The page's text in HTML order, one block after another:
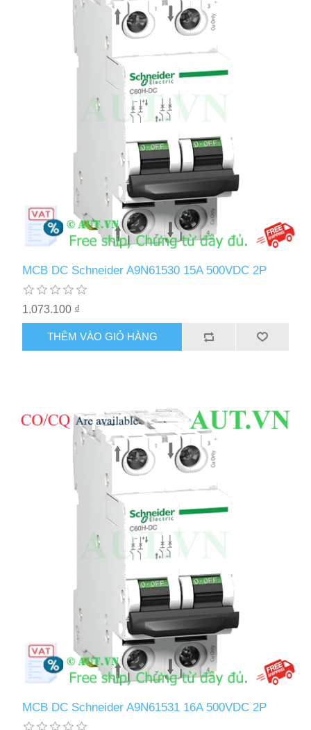
MCB DC Schneider A9N61530 15A 500VDC 2P
1.073.100 ₫
THÊM VÀO GIỎ HÀNG
MCB DC Schneider A9N61531 16A 500VDC 2P